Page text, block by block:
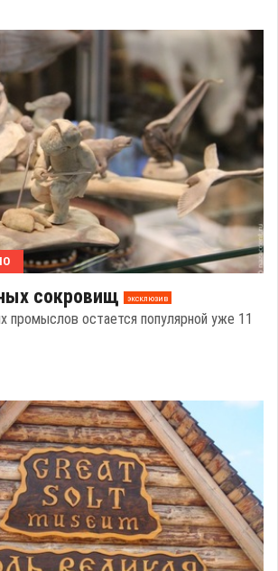
сокровищ эксклюзив
промыслов остается популярной уже 11